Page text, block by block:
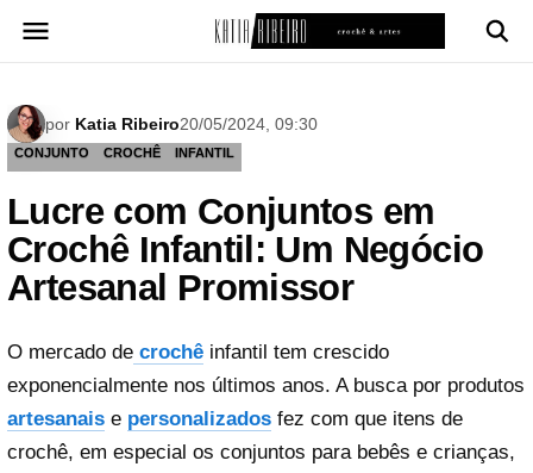
para
por Katia Ribeiro20/05/2024, 09:30
CONJUNTO CROCHÊ INFANTIL
Lucre com Conjuntos em
Crochê Infantil: Um Negócio
Artesanal Promissor
O mercado de crochê infantil tem crescido
exponencialmente nos últimos anos. A busca por produtos
artesanais e personalizados fez com que itens de
crochê, em especial os conjuntos para bebês e crianças,